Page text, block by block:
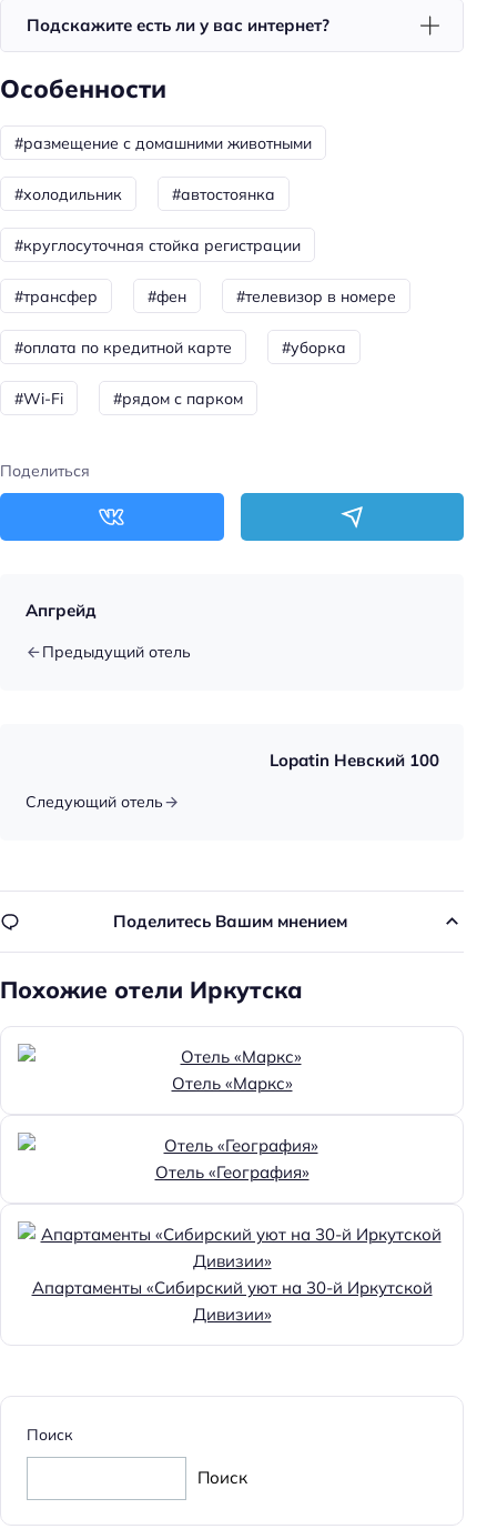
Оплата картой
Подскажите есть ли у вас интернет?
Особенности
#размещение с домашними животными
#холодильник #автостоянка
#круглосуточная стойка регистрации
#трансфер #фен #телевизор в номере
#оплата по кредитной карте #уборка
#Wi-Fi #рядом с парком
Поделиться
Апгрейд
Предыдущий отель
Lopatin Невский 100
Следующий отель
Поделитесь Вашим мнением
Похожие отели Иркутска
Отель «Маркс»
Отель «География»
Апартаменты «Сибирский уют на 30-й Иркутской
Дивизии»
Поиск
Поиск